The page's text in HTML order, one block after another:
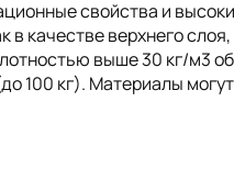
свойства и
в качестве верхнего
выше 30 кг/м3
100 кг). Материалы